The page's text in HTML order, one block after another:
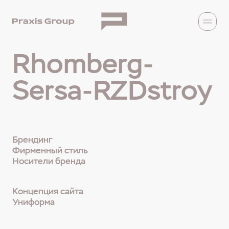
Rhomberg-
Sersa-RZDstroy
Брендинг
Фирменный стиль
Носители бренда
Концепция сайта
Униформа